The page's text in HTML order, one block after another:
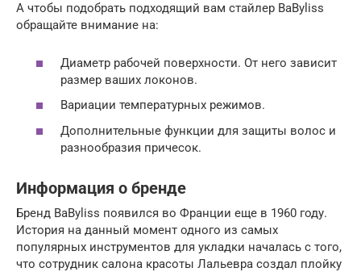
А чтобы подобрать подходящий вам стайлер BaByliss
обращайте внимание на:
Диаметр рабочей поверхности. От него зависит
размер ваших локонов.
Вариации температурных режимов.
Дополнительные функции для защиты волос и
разнообразия причесок.
Информация о бренде
Бренд BaByliss появился во Франции еще в 1960 году.
История на данный момент одного из самых
популярных инструментов для укладки началась с того,
что сотрудник салона красоты Лальевра создал плойку